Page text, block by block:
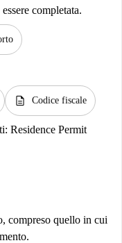
completata.
description Codice fiscale
Residence Permit
compreso quello in cui